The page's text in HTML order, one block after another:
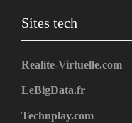
Sites tech
Realite-Virtuelle.com
LeBigData.fr
Technplay.com